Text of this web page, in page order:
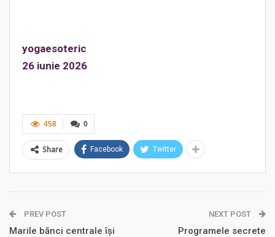
yogaesoteric
26 iunie 2026
0
458
Share Facebook Twitter
PREV POST
Marile bănci centrale își
NEXT POST
Programele secrete